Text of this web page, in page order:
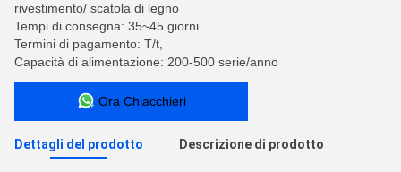
rivestimento/ scatola di legno
Tempi di consegna: 35~45 giorni
Termini di pagamento: T/t,
Capacità di alimentazione: 200-500 serie/anno
Ora Chiacchieri
Dettagli del prodotto Descrizione di prodotto